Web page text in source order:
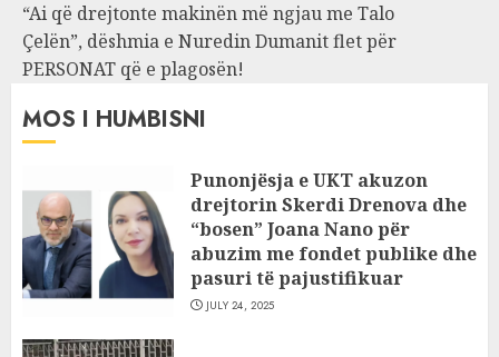
“Ai që drejtonte makinën më ngjau me Talo
Çelën”, dëshmia e Nuredin Dumanit flet për
PERSONAT që e plagosën!
MOS I HUMBISNI
Punonjësja e UKT akuzon
drejtorin Skerdi Drenova dhe
“bosen” Joana Nano për
abuzim me fondet publike dhe
pasuri të pajustifikuar
JULY 24, 2025